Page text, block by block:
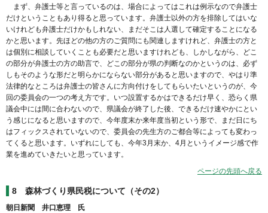
まず、弁護士等と言っているのは、場合によってはこれは例示なので弁護士
だけということもあり得ると思っています。弁護士以外の方を排除してはいな
いけれども弁護士だけかもしれない、まだそこは人選して確定することになる
かと思います。先ほどの他の方のご質問にも関連しますけれど、弁護士の方と
は個別に相談していくことも必要だと思いますけれども、しかしながら、どこ
の部分が弁護士の方の助言で、どこの部分が県の判断なのかというのは、必ず
しもそのような形だと明らかにならない部分があると思いますので、やはり準
法律的なところは弁護士の皆さんに方向付けをしてもらいたいというのが、今
回の委員会の一つの考え方です。いつ設置するかはできるだけ早く、恐らく県
議会中には間に合わないので、県議会が終了した後、できるだけ速やかにとい
う感じになると思いますので、今年度末か来年度当初という形で、まだ日にち
はフィックスされていないので、委員会の先生方のご都合等によっても変わっ
てくると思います。いずれにしても、今年3月末か、4月というイメージ感で作
業を進めていきたいと思っています。
ページの先頭へ戻る
8 森林づくり県民税について（その2）
朝日新聞 井口恵理 氏